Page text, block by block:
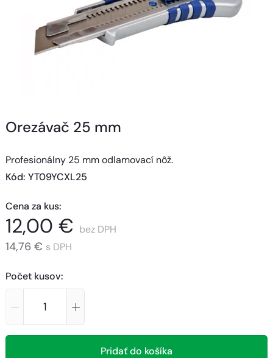
Orezávač 25 mm
Profesionálny 25 mm odlamovací nôž.
Kód: YT09YCXL25
Cena za kus:
12,00 € bez DPH
14,76 € s DPH
Počet kusov:
Pridať do košíka